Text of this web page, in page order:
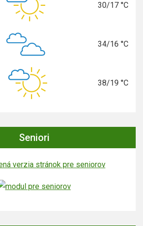
30/17 °C
34/16 °C
38/19 °C
Seniori
verzia stránok pre seniorov